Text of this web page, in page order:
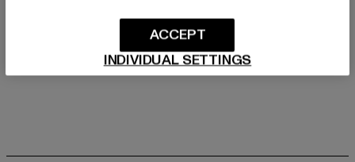
PFLEGEHINWEISE
LIEFERUNG & RÜCKGABE
INDIVIDUAL SETTINGS
ACCEPT